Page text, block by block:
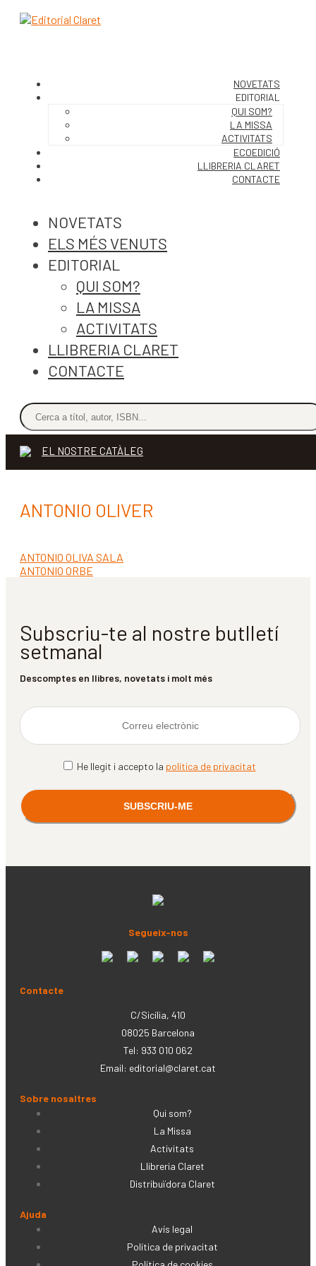
NOVETATS
EDITORIAL
QUI SOM?
LA MISSA
ACTIVITATS
ECOEDICIÓ
LLIBRERIA CLARET
CONTACTE
NOVETATS
ELS MÉS VENUTS
EDITORIAL
QUI SOM?
LA MISSA
ACTIVITATS
LLIBRERIA CLARET
CONTACTE
EL NOSTRE CATÀLEG
ANTONIO OLIVER
Navegació
d'entrades
Entrada
anterior:
ANTONIO OLIVA SALA
Pròxima
ANTONIO ORBE
Subscriu-te al nostre butlletí
setmanal
Descomptes en llibres, novetats i molt més
He llegit i accepto la política de privacitat
Segueix-nos
Contacte
C/Sicília, 410
08025 Barcelona
Tel: 933 010 062
Email: editorial@claret.cat
Sobre nosaltres
Qui som?
La Missa
Activitats
Llibreria Claret
Distribuïdora Claret
Ajuda
Avís legal
Política de privacitat